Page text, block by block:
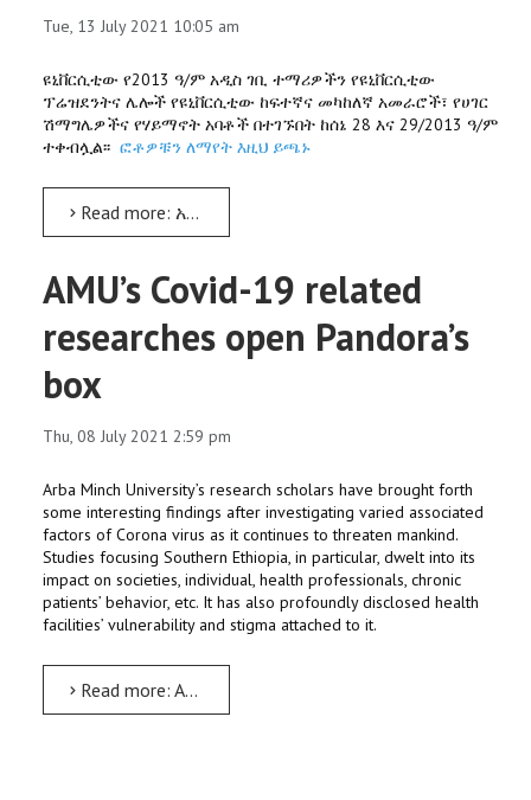
Tue, 13 July 2021 10:05 am
ዩኒቨርሲቲው የ2013 ዓ/ም አዲስ ገቢ ተማሪዎችን የዩኒቨርሲቲው
ፕሬዝደንትና ሌሎች የዩኒቨርሲቲው ከፍተኛና መካከለኛ አመራሮች፣ የሀገር
ሽማግሌዎችና የሃይማኖት አባቶች በተገኙበት ከሰኔ 28 እና 29/2013 ዓ/ም
ተቀብሏል፡፡ ፎቶዎቹን ለማየት እዚህ ይጫኑ
Read more: አርባ ምንጭ ዩኒቨርሲቲ 4,300 የ2013 ዓ/ም አዲስ ገቢ ተማሪዎችን ተቀበለ
AMU’s Covid-19 related
researches open Pandora’s
box
Thu, 08 July 2021 2:59 pm
Arba Minch University’s research scholars have brought forth
some interesting findings after investigating varied associated
factors of Corona virus as it continues to threaten mankind.
Studies focusing Southern Ethiopia, in particular, dwelt into its
impact on societies, individual, health professionals, chronic
patients’ behavior, etc. It has also profoundly disclosed health
facilities’ vulnerability and stigma attached to it.
Read more: AMU’s Covid-19 related researches open Pandora’s box